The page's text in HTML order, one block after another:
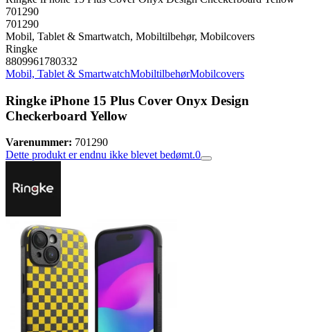
701290
701290
Mobil, Tablet & Smartwatch, Mobiltilbehør, Mobilcovers
Ringke
8809961780332
Mobil, Tablet & SmartwatchMobiltilbehørMobilcovers
Ringke iPhone 15 Plus Cover Onyx Design
Checkerboard Yellow
Varenummer: 701290
Dette produkt er endnu ikke blevet bedømt.0